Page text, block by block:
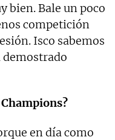
bien. Bale un poco
competición
Isco sabemos
demostrado
en día como